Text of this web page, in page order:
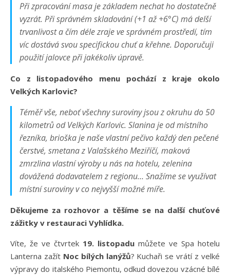
Při zpracování masa je základem nechat ho dostatečně
vyzrát. Při správném skladování (+1 až +6°C) má delší
trvanlivost a čím déle zraje ve správném prostředí, tím
víc dostává svou specifickou chuť a křehne. Doporučuji
použití jalovce při jakékoliv úpravě.
Co z listopadového menu pochází z kraje okolo
Velkých Karlovic?
Téměř vše, neboť všechny suroviny jsou z okruhu do 50
kilometrů od Velkých Karlovic. Slanina je od místního
řezníka, brioška je naše vlastní pečivo každý den pečené
čerstvé, smetana z Valašského Meziříčí, maková
zmrzlina vlastní výroby u nás na hotelu, zelenina
dovážená dodavatelem z regionu… Snažíme se využívat
místní suroviny v co nejvyšší možné míře.
Děkujeme za rozhovor a těšíme se na další chuťové
zážitky v restauraci Vyhlídka.
Víte, že ve čtvrtek 19. listopadu můžete ve Spa hotelu
Lanterna zažít Noc bílých lanýžů? Kuchaři se vrátí z velké
výpravy do italského Piemontu, odkud dovezou vzácné bílé